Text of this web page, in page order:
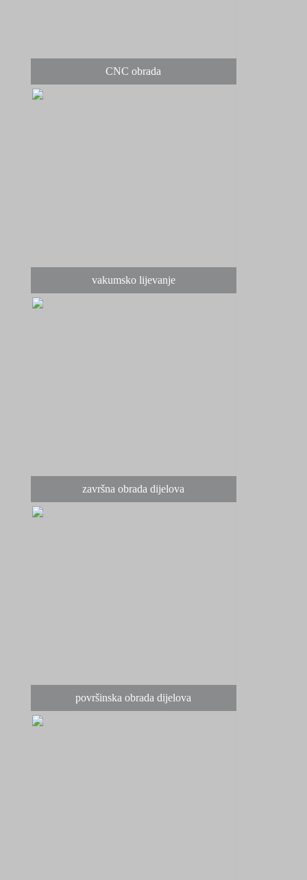
CNC obrada
vakumsko lijevanje
završna obrada dijelova
površinska obrada dijelova